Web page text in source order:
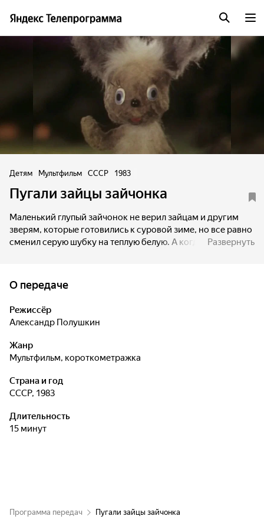
Детям Мультфильм СССР 1983
Пугали зайцы зайчонка
Маленький глупый зайчонок не верил зайцам и другим
зверям, которые готовились к суровой зиме, но все равно
сменил серую шубку на теплую белую. А когда зимаРазвернуть
О передаче
Режиссёр
Александр Полушкин
Жанр
мультфильм, короткометражка
Страна и год
СССР, 1983
Длительность
15 минут
Программа передач Пугали зайцы зайчонка